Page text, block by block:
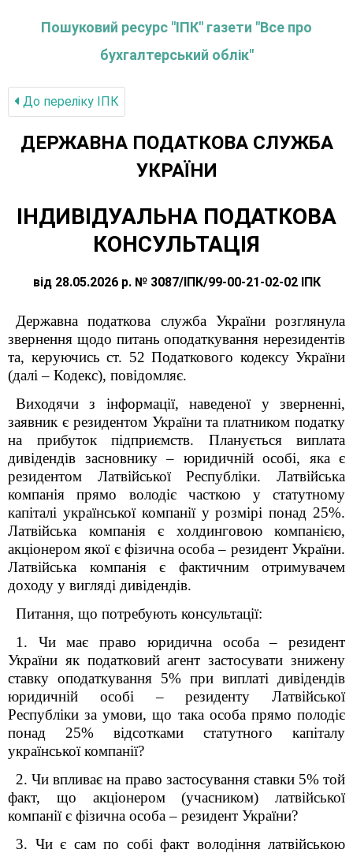
Пошуковий ресурс "ІПК" газети "Все про
бухгалтерський облік"
До переліку IПК
ДЕРЖАВНА ПОДАТКОВА СЛУЖБА
УКРАЇНИ
ІНДИВІДУАЛЬНА ПОДАТКОВА
КОНСУЛЬТАЦІЯ
від 28.05.2026 р. № 3087/ІПК/99-00-21-02-02 ІПК
Державна податкова служба України розглянула
звернення щодо питань оподаткування нерезидентів
та, керуючись ст. 52 Податкового кодексу України
(далі – Кодекс), повідомляє.
Виходячи з інформації, наведеної у зверненні,
заявник є резидентом України та платником податку
на прибуток підприємств. Планується виплата
дивідендів засновнику – юридичній особі, яка є
резидентом Латвійської Республіки. Латвійська
компанія прямо володіє часткою у статутному
капіталі української компанії у розмірі понад 25%.
Латвійська компанія є холдинговою компанією,
акціонером якої є фізична особа – резидент України.
Латвійська компанія є фактичним отримувачем
доходу у вигляді дивідендів.
Питання, що потребують консультації:
1. Чи має право юридична особа – резидент
України як податковий агент застосувати знижену
ставку оподаткування 5% при виплаті дивідендів
юридичній особі – резиденту Латвійської
Республіки за умови, що така особа прямо полодіє
понад 25% відсотками статутного капіталу
української компанії?
2. Чи впливає на право застосування ставки 5% той
факт, що акціонером (учасником) латвійської
компанії є фізична особа – резидент України?
3. Чи є сам по собі факт володіння латвійською